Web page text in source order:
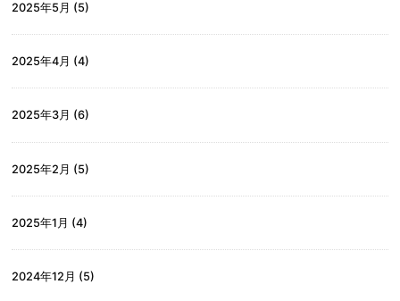
2025年5月 (5)
2025年4月 (4)
2025年3月 (6)
2025年2月 (5)
2025年1月 (4)
2024年12月 (5)